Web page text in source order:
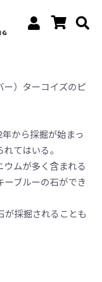
）ターコイズのピ
から採掘が始まっ
てはいる。
ムが多く含まれる
ブルーの石ができ
が採掘されることも